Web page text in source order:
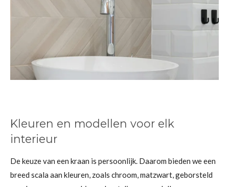
Kleuren en modellen voor elk
interieur
De keuze van een kraan is persoonlijk. Daarom bieden we een
breed scala aan kleuren, zoals chroom, matzwart, geborsteld